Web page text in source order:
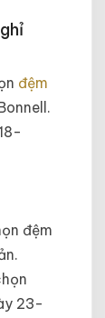
đệm
đệm
23-